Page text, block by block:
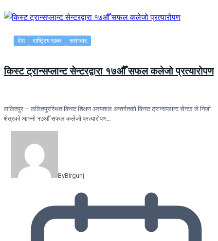
देश राष्ट्रिय खबर समाचार
किस्ट ट्रान्सप्लान्ट सेन्टरद्वारा १७औँ सफल कलेजो प्रत्यारोपण
ललितपुर – ललितपुरस्थित किस्ट शिक्षण अस्पताल अन्तर्गतको किस्ट ट्रान्सप्लान्ट सेन्टर ले निजी
क्षेत्रको आफ्नो १७औँ सफल कलेजो प्रत्यारोपण…
ByBirgunj